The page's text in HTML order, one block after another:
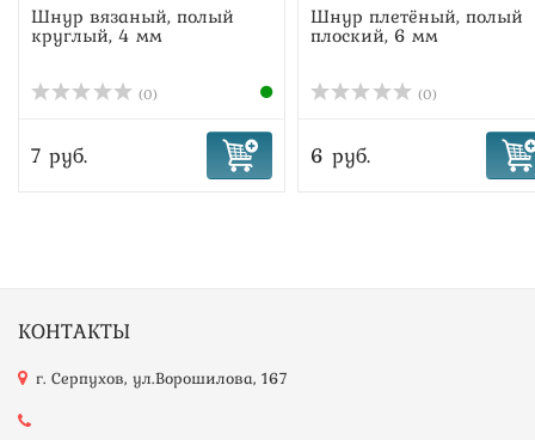
Шнур вязаный, полый
круглый, 4 мм
(0)
7 руб.
Шнур плетёный, полый
плоский, 6 мм
(0)
6 руб.
КОНТАКТЫ
г. Серпухов, ул.Ворошилова, 167